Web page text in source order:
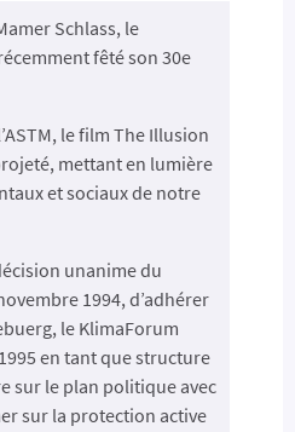
Schlass, le
fêté son 30e
le film The Illusion
mettant en lumière
et sociaux de notre
unanime du
1994, d’adhérer
le KlimaForum
en tant que structure
sur le plan politique avec
sur la protection active